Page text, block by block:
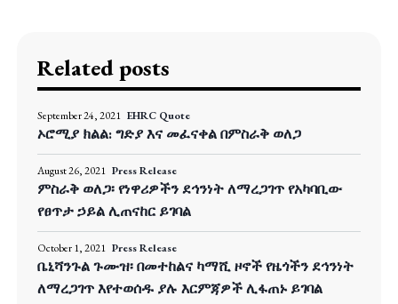
Related posts
September 24, 2021 EHRC Quote
ኦሮሚያ ክልል: ግድያ እና መፈናቀል በምስራቅ ወለጋ
August 26, 2021 Press Release
ምስራቅ ወለጋ፡ የነዋሪዎችን ደኅንነት ለማረጋገጥ የአካባቢው
የፀጥታ ኃይል ሊጠናከር ይገባል
October 1, 2021 Press Release
ቤኒሻንጉል ጉሙዝ፡ በመተከልና ካማሺ ዞኖች የዜጎችን ደኅንነት
ለማረጋገጥ እየተወሰዱ ያሉ እርምጃዎች ሊፋጠኑ ይገባል